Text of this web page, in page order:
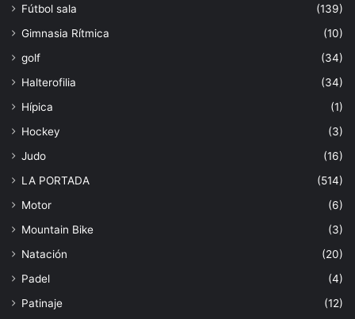
Fútbol sala
(139)
Gimnasia Rítmica
(10)
golf
(34)
Halterofilia
(34)
Hípica
(1)
Hockey
(3)
Judo
(16)
LA PORTADA
(514)
Motor
(6)
Mountain Bike
(3)
Natación
(20)
Padel
(4)
Patinaje
(12)